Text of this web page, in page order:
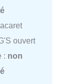
ouvert
: non